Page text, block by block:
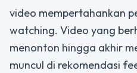
video mempertahankan
watching. Video yang
menonton hingga akhir
muncul di rekomendasi